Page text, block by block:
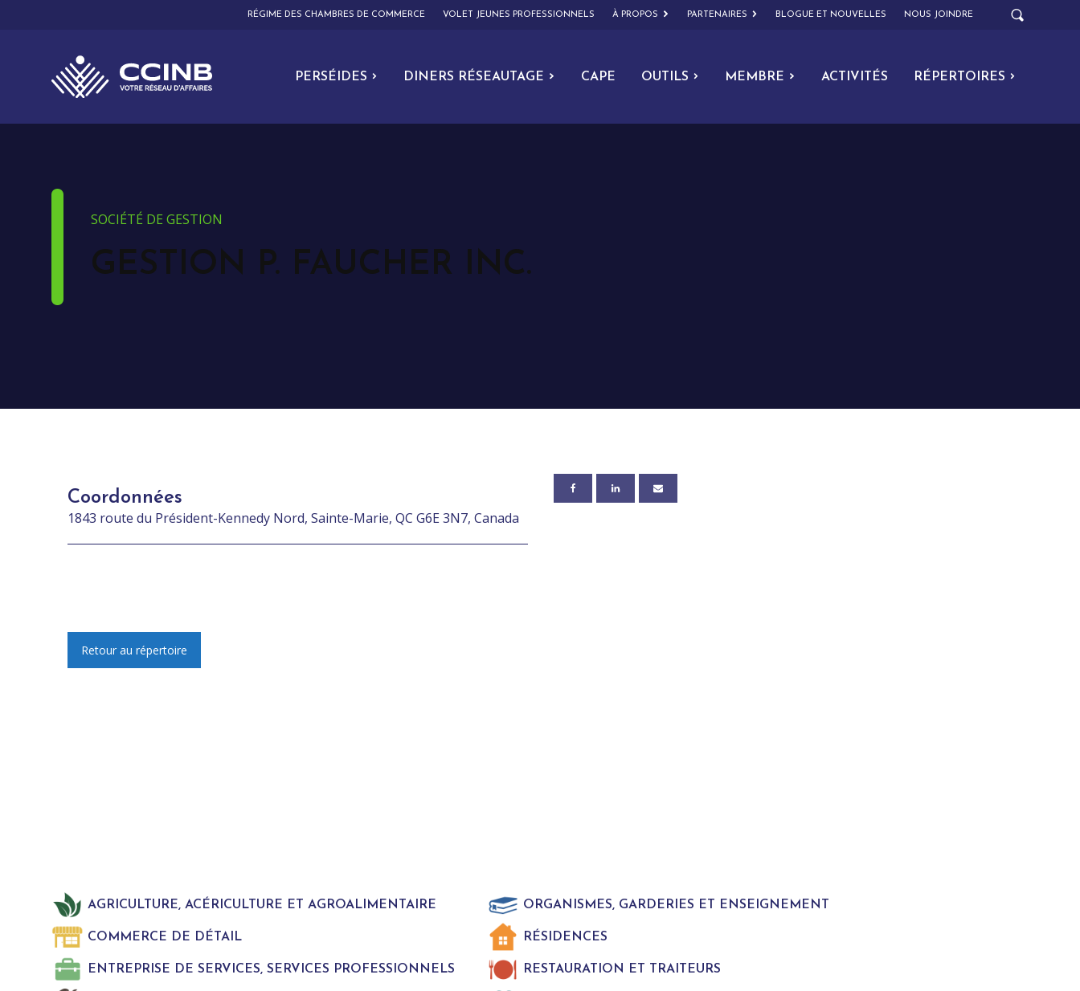
RÉGIME DES CHAMBRES DE COMMERCE VOLET JEUNES PROFESSIONNELS À PROPOS PARTENAIRES BLOGUE ET NOUVELLES NOUS JOINDRE
PERSÉIDES DINERS RÉSEAUTAGE CAPE OUTILS MEMBRE ACTIVITÉS RÉPERTOIRES
SOCIÉTÉ DE GESTION
GESTION P. FAUCHER INC.
Coordonnées
1843 route du Président-Kennedy Nord, Sainte-Marie, QC G6E 3N7, Canada
Retour au répertoire
AGRICULTURE, ACÉRICULTURE ET AGROALIMENTAIRE ORGANISMES, GARDERIES ET ENSEIGNEMENT
COMMERCE DE DÉTAIL RÉSIDENCES
ENTREPRISE DE SERVICES, SERVICES PROFESSIONNELS RESTAURATION ET TRAITEURS